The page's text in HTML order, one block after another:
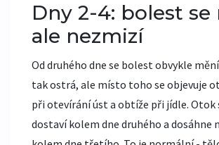
Dny 2-4: bolest se
ale nezmizí
Od druhého dne se bolest obvykle
tak ostrá, ale místo toho se objevuje
při otevírání úst a obtíže při jídle. Otok
dostaví kolem dne druhého a dosáhne